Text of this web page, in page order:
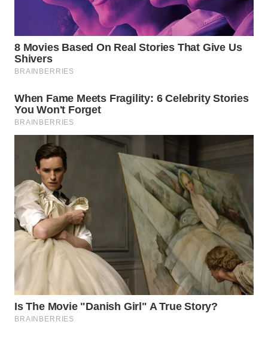
WAHANA
UMKM
WAHANA
SELEB
WAHANA
PERSONA
WAHANA
OTOMOTIF
WAHANA
HEALTH
DESA
WISATA